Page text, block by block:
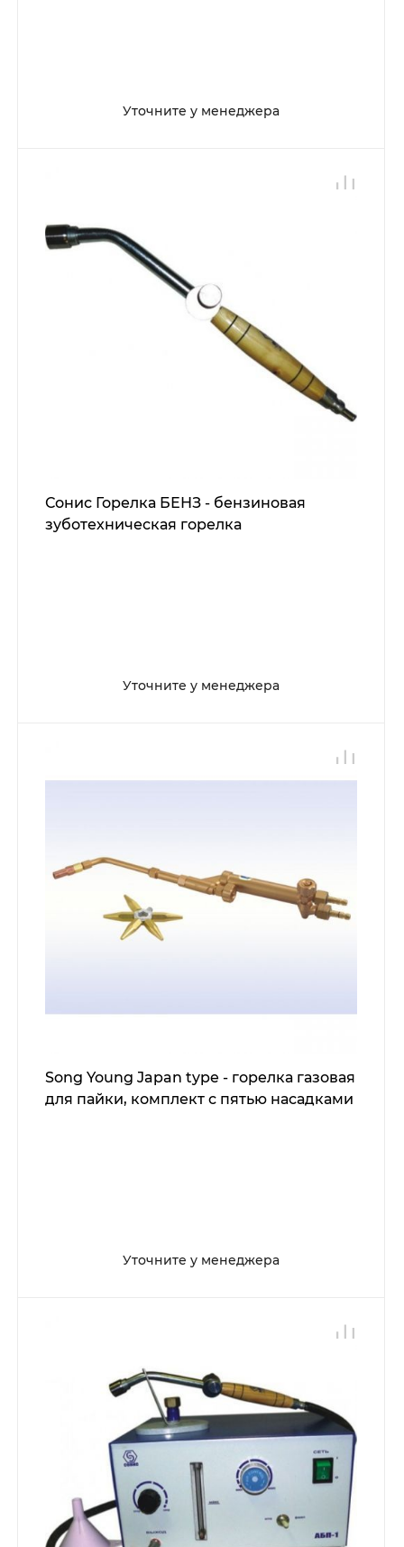
Уточните у менеджера
Сонис Горелка БЕНЗ - бензиновая
зуботехническая горелка
Уточните у менеджера
Song Young Japan type - горелка газовая
для пайки, комплект с пятью насадками
Уточните у менеджера